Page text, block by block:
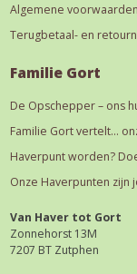
Algemene voorwaarden
Terugbetaal- en
Familie Gort
De Opschepper – ons
Familie Gort vertelt…
Haverpunt worden?
Onze Haverpunten
Van Haver tot Gort
Zonnehorst 13M
7207 BT Zutphen